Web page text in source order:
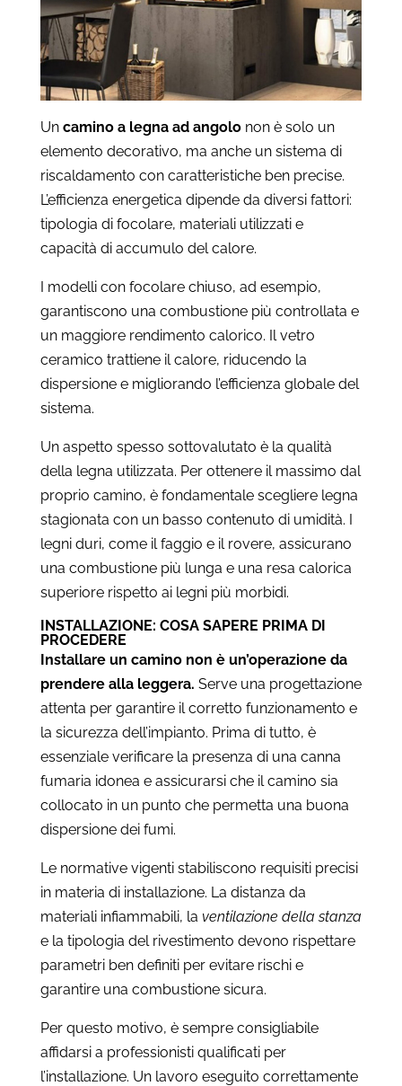
Un camino a legna ad angolonon è solo un
elemento decorativo, ma anche un sistema di
riscaldamento con caratteristiche ben precise.
L’efficienza energetica dipende da diversi fattori:
tipologia di focolare, materiali utilizzati e
capacità di accumulo del calore.
I modelli con focolare chiuso, ad esempio,
garantiscono una combustione più controllata e
un maggiore rendimento calorico. Il vetro
ceramico trattiene il calore, riducendo la
dispersione e migliorando l’efficienza globale del
sistema.
Un aspetto spesso sottovalutato è la qualità
della legna utilizzata. Per ottenere il massimo dal
proprio camino, è fondamentale scegliere legna
stagionata con un basso contenuto di umidità. I
legni duri, come il faggio e il rovere, assicurano
una combustione più lunga e una resa calorica
superiore rispetto ai legni più morbidi.
INSTALLAZIONE: COSA SAPERE PRIMA DI
PROCEDERE
Installare un camino non è un’operazione da
prendere alla leggera. Serve una progettazione
attenta per garantire il corretto funzionamento e
la sicurezza dell’impianto. Prima di tutto, è
essenziale verificare la presenza di una canna
fumaria idonea e assicurarsi che il camino sia
collocato in un punto che permetta una buona
dispersione dei fumi.
Le normative vigenti stabiliscono requisiti precisi
in materia di installazione. La distanza da
materiali infiammabili, la ventilazione della stanza
e la tipologia del rivestimento devono rispettare
parametri ben definiti per evitare rischi e
garantire una combustione sicura.
Per questo motivo, è sempre consigliabile
affidarsi a professionisti qualificati per
l’installazione. Un lavoro eseguito correttamente